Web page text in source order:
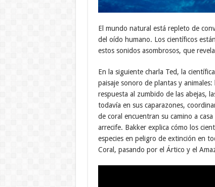
El mundo natural está repleto de
del oído humano. Los científicos
estos sonidos asombrosos, que
En la siguiente charla Ted, la
paisaje sonoro de plantas y
respuesta al zumbido de las abejas,
todavía en sus caparazones,
de coral encuentran su camino a
arrecife. Bakker explica cómo los
especies en peligro de extinción en
Coral, pasando por el Ártico y el